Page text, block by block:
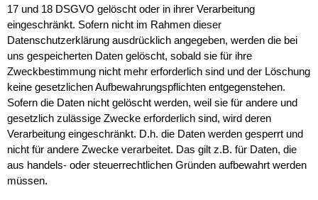
17 und 18 DSGVO gelöscht oder in ihrer Verarbeitung
eingeschränkt. Sofern nicht im Rahmen dieser
Datenschutzerklärung ausdrücklich angegeben, werden die bei
uns gespeicherten Daten gelöscht, sobald sie für ihre
Zweckbestimmung nicht mehr erforderlich sind und der Löschung
keine gesetzlichen Aufbewahrungspflichten entgegenstehen.
Sofern die Daten nicht gelöscht werden, weil sie für andere und
gesetzlich zulässige Zwecke erforderlich sind, wird deren
Verarbeitung eingeschränkt. D.h. die Daten werden gesperrt und
nicht für andere Zwecke verarbeitet. Das gilt z.B. für Daten, die
aus handels- oder steuerrechtlichen Gründen aufbewahrt werden
müssen.